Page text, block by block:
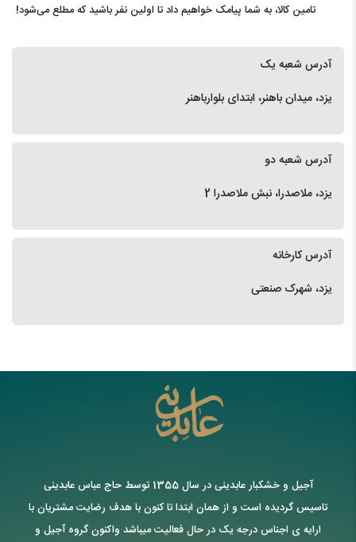
تامین کالا، به شما پیامک خواهیم داد تا اولین نفر باشید که مطلع می‌شود!
آدرس شعبه یک
یزد، میدان باهنر، ابتدای بلوارباهنر
آدرس شعبه دو
یزد، ملاصدرا، نبش ملاصدرا 2
آدرس کارخانه
یزد، شهرک صنعتی
آجیل و خشکبار عابدینی در سال 1355 توسط حاج عباس عابدینی
تاسیس گردیده است و از همان ابتدا تا کنون با هدف رضایت مشتریان با
ارایه ی اجناس درجه یک در حال فعالیت میباشد واکنون گروه آجیل و